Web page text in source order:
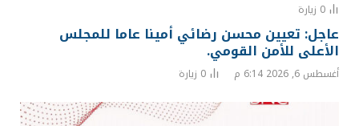
0 زيارة
عاجل: تعيين محسن رضائي أمينا عاما للمجلس
الأعلى للأمن القومي.
أغسطس 6, 2026 6:14 م 0 زيارة